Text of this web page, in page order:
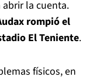
la cuenta.
rompió el
El Teniente.
físicos, en